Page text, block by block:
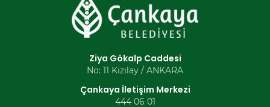
Ziya Gökalp Caddesi
No: 11 Kızılay / ANKARA
Çankaya İletişim Merkezi
444 06 01